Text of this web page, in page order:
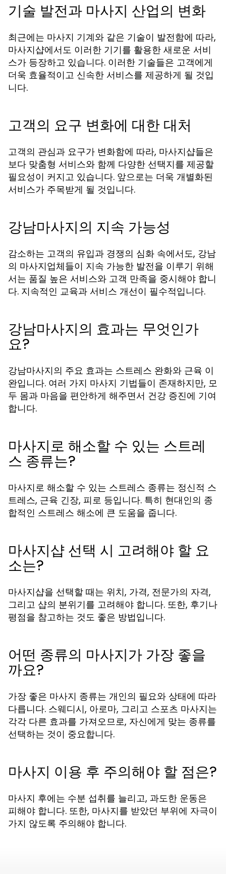
기술 발전과 마사지 산업의 변화
최근에는 마사지 기계와 같은 기술이 발전함에 따라,
마사지샵에서도 이러한 기기를 활용한 새로운 서비
스가 등장하고 있습니다. 이러한 기술들은 고객에게
더욱 효율적이고 신속한 서비스를 제공하게 될 것입
니다.
고객의 요구 변화에 대한 대처
고객의 관심과 요구가 변화함에 따라, 마사지샵들은
보다 맞춤형 서비스와 함께 다양한 선택지를 제공할
필요성이 커지고 있습니다. 앞으로는 더욱 개별화된
서비스가 주목받게 될 것입니다.
강남마사지의 지속 가능성
감소하는 고객의 유입과 경쟁의 심화 속에서도, 강남
의 마사지업체들이 지속 가능한 발전을 이루기 위해
서는 품질 높은 서비스와 고객 만족을 중시해야 합니
다. 지속적인 교육과 서비스 개선이 필수적입니다.
강남마사지의 효과는 무엇인가
요?
강남마사지의 주요 효과는 스트레스 완화와 근육 이
완입니다. 여러 가지 마사지 기법들이 존재하지만, 모
두 몸과 마음을 편안하게 해주면서 건강 증진에 기여
합니다.
마사지로 해소할 수 있는 스트레
스 종류는?
마사지로 해소할 수 있는 스트레스 종류는 정신적 스
트레스, 근육 긴장, 피로 등입니다. 특히 현대인의 종
합적인 스트레스 해소에 큰 도움을 줍니다.
마사지샵 선택 시 고려해야 할 요
소는?
마사지샵을 선택할 때는 위치, 가격, 전문가의 자격,
그리고 샵의 분위기를 고려해야 합니다. 또한, 후기나
평점을 참고하는 것도 좋은 방법입니다.
어떤 종류의 마사지가 가장 좋을
까요?
가장 좋은 마사지 종류는 개인의 필요와 상태에 따라
다릅니다. 스웨디시, 아로마, 그리고 스포츠 마사지는
각각 다른 효과를 가져오므로, 자신에게 맞는 종류를
선택하는 것이 중요합니다.
마사지 이용 후 주의해야 할 점은?
마사지 후에는 수분 섭취를 늘리고, 과도한 운동은
피해야 합니다. 또한, 마사지를 받았던 부위에 자극이
가지 않도록 주의해야 합니다.